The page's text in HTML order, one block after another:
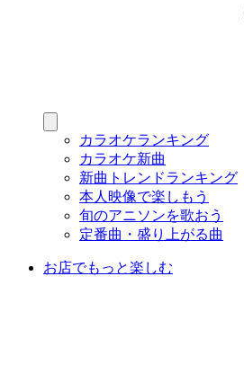
カラオケランキング
カラオケ新曲
新曲トレンドランキング
本人映像で楽しもう
旬のアニソンを歌おう
定番曲・盛り上がる曲
お店でもっと楽しむ